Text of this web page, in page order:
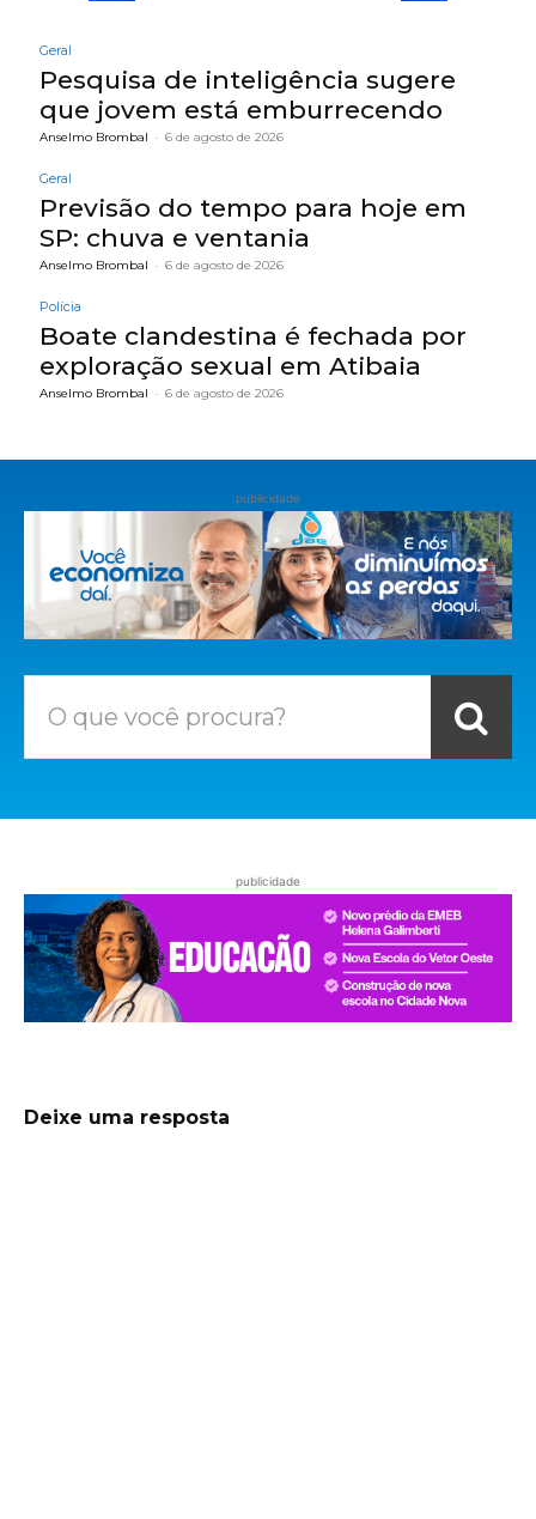
Geral
Pesquisa de inteligência sugere
que jovem está emburrecendo
Anselmo Brombal - 6 de agosto de 2026
Geral
Previsão do tempo para hoje em
SP: chuva e ventania
Anselmo Brombal - 6 de agosto de 2026
Polícia
Boate clandestina é fechada por
exploração sexual em Atibaia
Anselmo Brombal - 6 de agosto de 2026
publicidade
O que você procura?
publicidade
Deixe uma resposta